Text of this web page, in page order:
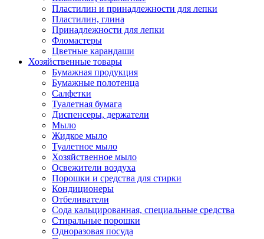
Пластилин и принадлежности для лепки
Пластилин, глина
Принадлежности для лепки
Фломастеры
Цветные карандаши
Хозяйственные товары
Бумажная продукция
Бумажные полотенца
Салфетки
Туалетная бумага
Диспенсеры, держатели
Мыло
Жидкое мыло
Туалетное мыло
Хозяйственное мыло
Освежители воздуха
Порошки и средства для стирки
Кондиционеры
Отбеливатели
Сода кальцированная, специальные средства
Стиральные порошки
Одноразовая посуда